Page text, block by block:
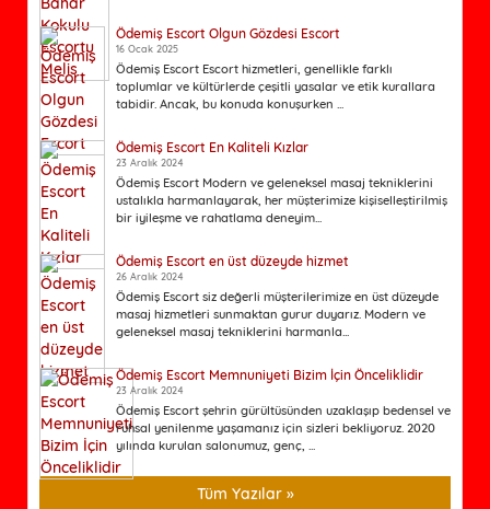
Ödemiş Escort Olgun Gözdesi Escort
16 Ocak 2025
Ödemiş Escort Escort hizmetleri, genellikle farklı
toplumlar ve kültürlerde çeşitli yasalar ve etik kurallara
tabidir. Ancak, bu konuda konuşurken ...
Ödemiş Escort En Kaliteli Kızlar
23 Aralık 2024
Ödemiş Escort Modern ve geleneksel masaj tekniklerini
ustalıkla harmanlayarak, her müşterimize kişiselleştirilmiş
bir iyileşme ve rahatlama deneyim...
Ödemiş Escort en üst düzeyde hizmet
26 Aralık 2024
Ödemiş Escort siz değerli müşterilerimize en üst düzeyde
masaj hizmetleri sunmaktan gurur duyarız. Modern ve
geleneksel masaj tekniklerini harmanla...
Ödemiş Escort Memnuniyeti Bizim İçin Önceliklidir
23 Aralık 2024
Ödemiş Escort şehrin gürültüsünden uzaklaşıp bedensel ve
ruhsal yenilenme yaşamanız için sizleri bekliyoruz. 2020
yılında kurulan salonumuz, genç, ...
Tüm Yazılar »